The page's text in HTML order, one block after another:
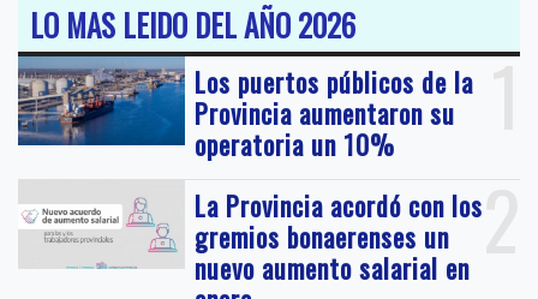
LO MAS LEIDO DEL AÑO 2026
1
Los puertos públicos de la
Provincia aumentaron su
operatoria un 10%
2
La Provincia acordó con los
gremios bonaerenses un
nuevo aumento salarial en